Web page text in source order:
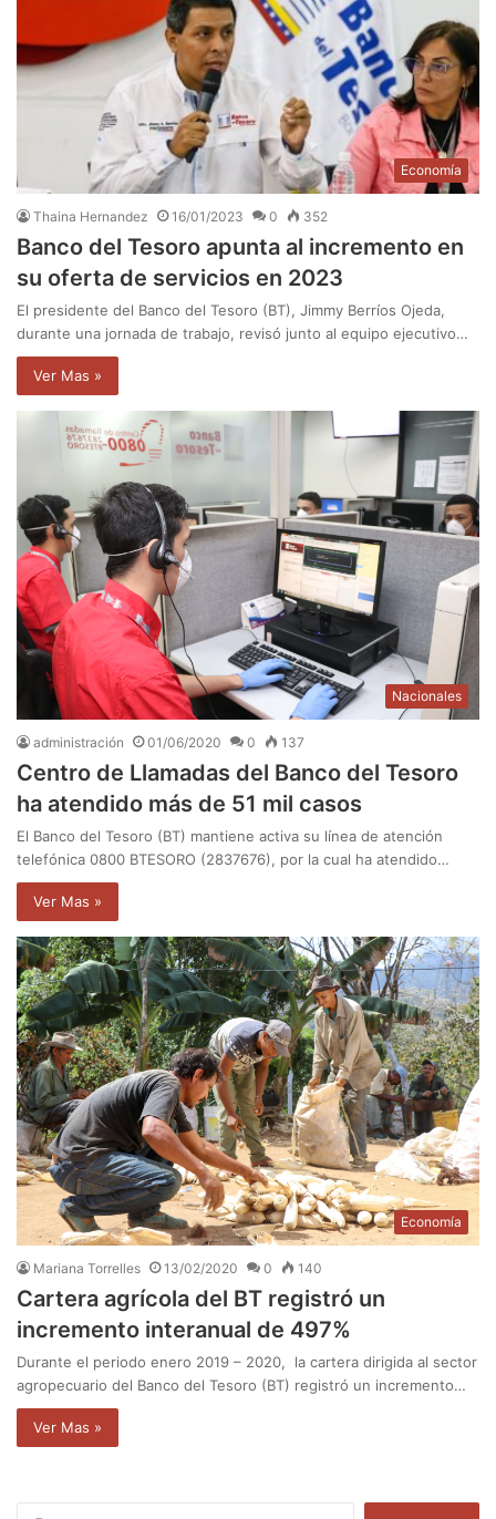
Economía
Thaina Hernandez 16/01/2023 0 352
Banco del Tesoro apunta al incremento en
su oferta de servicios en 2023
El presidente del Banco del Tesoro (BT), Jimmy Berríos Ojeda,
durante una jornada de trabajo, revisó junto al equipo ejecutivo…
Ver Mas »
Nacionales
administración 01/06/2020 0 137
Centro de Llamadas del Banco del Tesoro
ha atendido más de 51 mil casos
El Banco del Tesoro (BT) mantiene activa su línea de atención
telefónica 0800 BTESORO (2837676), por la cual ha atendido…
Ver Mas »
Economía
Mariana Torrelles 13/02/2020 0 140
Cartera agrícola del BT registró un
incremento interanual de 497%
Durante el periodo enero 2019 – 2020, la cartera dirigida al sector
agropecuario del Banco del Tesoro (BT) registró un incremento…
Ver Mas »